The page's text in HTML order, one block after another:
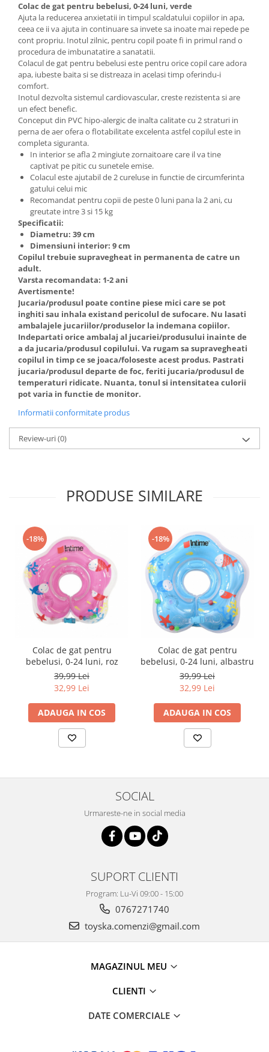
Colac de gat pentru bebelusi, 0-24 luni, verde
Ajuta la reducerea anxietatii in timpul scaldatului copiilor in apa,
ceea ce ii va ajuta in continuare sa invete sa inoate mai repede pe
cont propriu. Inotul zilnic, pentru copil poate fi in primul rand o
procedura de imbunatatire a sanatatii.
Colacul de gat pentru bebelusi este pentru orice copil care adora
apa, iubeste baita si se distreaza in acelasi timp oferindu-i
comfort.
Inotul dezvolta sistemul cardiovascular, creste rezistenta si are
un efect benefic.
Conceput din PVC hipo-alergic de inalta calitate cu 2 straturi in
perna de aer ofera o flotabilitate excelenta astfel copilul este in
completa siguranta.
In interior se afla 2 mingiute zornaitoare care il va tine
captivat pe pitic cu sunetele emise.
Colacul este ajutabil de 2 cureluse in functie de circumferinta
gatului celui mic
Recomandat pentru copii de peste 0 luni pana la 2 ani, cu
greutate intre 3 si 15 kg
Specificatii:
Diametru: 39 cm
Dimensiuni interior: 9 cm
Copilul trebuie supravegheat in permanenta de catre un
adult.
Varsta recomandata: 1-2 ani
Avertismente!
Jucaria/produsul poate contine piese mici care se pot
inghiti sau inhala existand pericolul de sufocare. Nu lasati
ambalajele jucariilor/produselor la indemana copiilor.
Indepartati orice ambalaj al jucariei/produsului inainte de
a da jucaria/produsul copilului. Va rugam sa supravegheati
copilul in timp ce se joaca/foloseste acest produs. Pastrati
jucaria/produsul departe de foc, feriti jucaria/produsul de
temperaturi ridicate. Nuanta, tonul si intensitatea culorii
pot varia in functie de monitor.
Informatii conformitate produs
Review-uri(0)
PRODUSE SIMILARE
-18%
Colac de gat pentru
bebelusi, 0-24 luni, roz
39,99 Lei
32,99 Lei
ADAUGA IN COS
-18%
Colac de gat pentru
bebelusi, 0-24 luni, albastru
39,99 Lei
32,99 Lei
ADAUGA IN COS
SOCIAL
Urmareste-ne in social media
SUPORT CLIENTI
Program: Lu-Vi 09:00 - 15:00
0767271740
toyska.comenzi@gmail.com
MAGAZINUL MEU
CLIENTI
DATE COMERCIALE